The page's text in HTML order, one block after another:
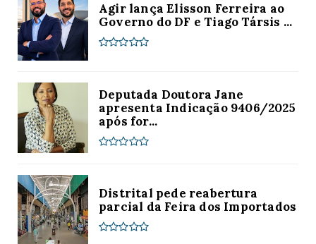
Agir lança Elisson Ferreira ao
Governo do DF e Tiago Társis ...
Deputada Doutora Jane
apresenta Indicação 9406/2025
após for...
Distrital pede reabertura
parcial da Feira dos Importados